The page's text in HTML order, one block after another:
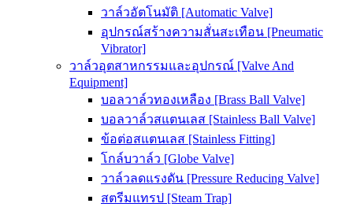
วาล์วอัตโนมัติ [Automatic Valve]
อุปกรณ์สร้างความสั่นสะเทือน [Pneumatic
Vibrator]
วาล์วอุตสาหกรรมและอุปกรณ์ [Valve And
Equipment]
บอลวาล์วทองเหลือง [Brass Ball Valve]
บอลวาล์วสแตนเลส [Stainless Ball Valve]
ข้อต่อสแตนเลส [Stainless Fitting]
โกล์บวาล์ว [Globe Valve]
วาล์วลดแรงดัน [Pressure Reducing Valve]
สตรีมแทรป [Steam Trap]